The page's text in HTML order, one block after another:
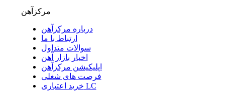
مرکزآهن
درباره مرکزآهن
ارتباط با ما
سوالات متداول
اخبار بازار آهن
اپلیکیشن مرکزآهن
فرصت های شغلی
خرید اعتباری LC